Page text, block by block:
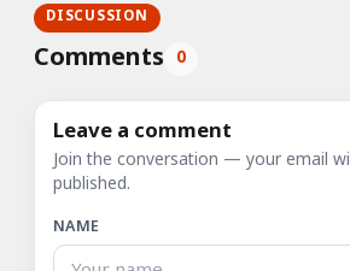
DISCUSSION
Comments 0
Leave a comment
Join the conversation — your email
published.
NAME